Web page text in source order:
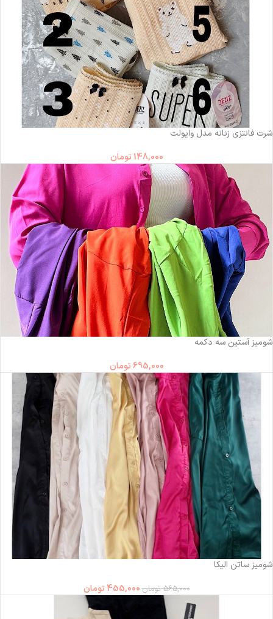
شرت فانتزی زنانه مدل وایولت
148,000 تومان
شومیز آستین سه دکمه
695,000تومان
-19%
شومیز ساتن الیکا
565,000 تومان455,000 تومان